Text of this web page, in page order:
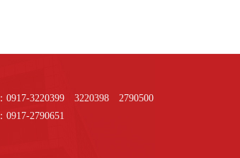
0917-3220399 3220398 2790500
2790651